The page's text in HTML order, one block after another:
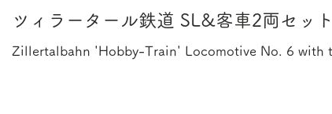
Zillertalbahn 'Hobby-Train' Locomotive No. 6 with
ツィラータール鉄道 SL&客車2両セット